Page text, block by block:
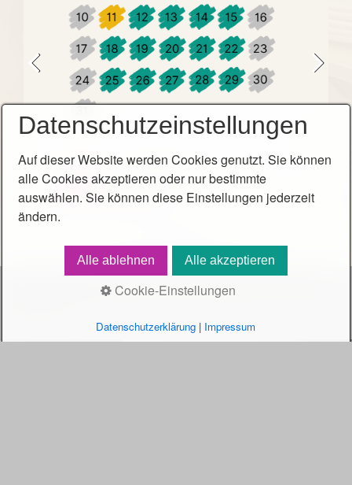
© 2019 Malzeit.Webseite erstellt mit Desktop CMS Zeta
Datenschutzeinstellungen
Auf dieser Website werden Cookies genutzt. Sie können
alle Cookies akzeptieren oder nur bestimmte
auswählen. Sie können diese Einstellungen jederzeit
ändern.
Alle ablehnen Alle akzeptieren
Cookie-Einstellungen
Datenschutzerklärung | Impressum